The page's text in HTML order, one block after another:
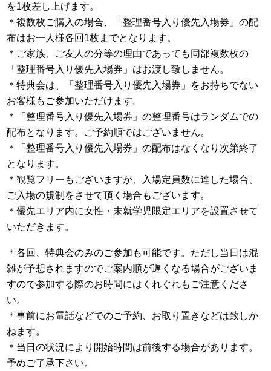
を1枚差し上げます。
＊複数枚ご購入の場合、「整理番号入り優先入場券」の配
布はお一人様各回1枚までとなります。
＊ご家族、ご友人の分等の理由であっても同部複数枚の
「整理番号入り優先入場券」はお渡し致しません。
＊特典会は、「整理番号入り優先入場券」をお持ちでない
お客様もご参加いただけます。
＊「整理番号入り優先入場券」の整理番号はランダムでの
配布となります。ご予約順ではございません。
＊「整理番号入り優先入場券」の配布はなくなり次第終了
となります。
＊観覧フリーもございますが、入場定員数に達した場合、
ご入場の規制をさせて頂く場合もございます。
＊優先エリア内に女性・未就学児限定エリアを設置させて
いただきます。
＊各回、特典会のみのご参加も可能です。ただし当日は混
雑が予想されますのでご案内順が遅くなる場合がございま
すので参加する際のお時間にはくれぐれもご注意くださ
い。
＊事前にお電話などでのご予約、お取り置きなどは致しか
ねます。
＊当日の状況により開始時間は前後する場合があります。
予めご了承下さい。